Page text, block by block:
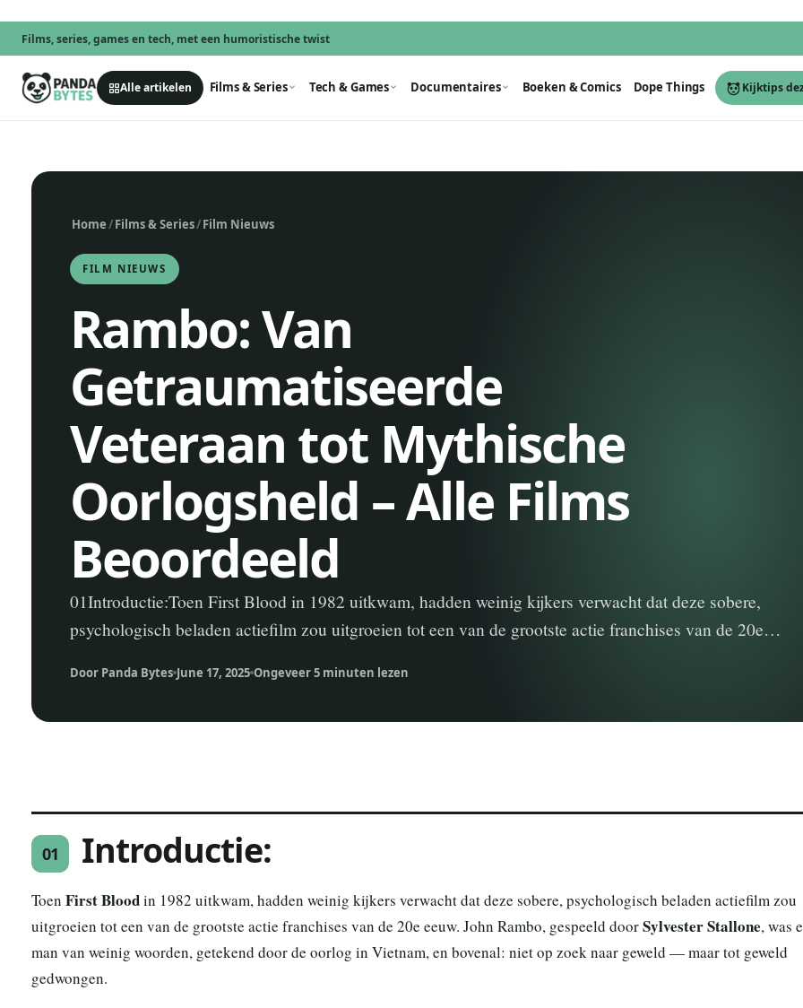
Films, series, games en tech, met een humoristische twist
Alle artikelen Films & Series Tech & Games Documentaires Boeken & Comics Dope Things Kijktips
Home/Films & Series/Film Nieuws
FILM NIEUWS
Rambo: Van
Getraumatiseerde
Veteraan tot Mythische
Oorlogsheld – Alle Films
Beoordeeld
01Introductie:Toen First Blood in 1982 uitkwam, hadden weinig kijkers verwacht dat deze sobere,
psychologisch beladen actiefilm zou uitgroeien tot een van de grootste actie franchises van de 20e…
Door Panda Bytes June 17, 2025 Ongeveer 5 minuten lezen
01 Introductie:
Toen First Bloodin 1982 uitkwam, hadden weinig kijkers verwacht dat deze sobere, psychologisch beladen actiefilm zou
uitgroeien tot een van de grootste actie franchises van de 20e eeuw. John Rambo, gespeeld doorSylvester Stallone, was
man van weinig woorden, getekend door de oorlog in Vietnam, en bovenal: niet op zoek naar geweld — maar tot geweld
gedwongen.